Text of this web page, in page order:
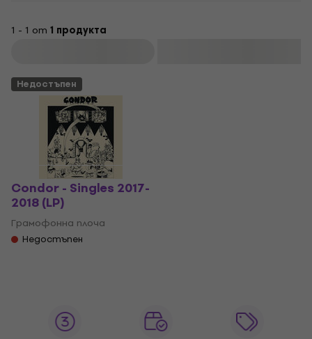
1 - 1 от 1 продукта
Недостъпен
Condor - Singles 2017-
2018 (LP)
Грамофонна плоча
Недостъпен